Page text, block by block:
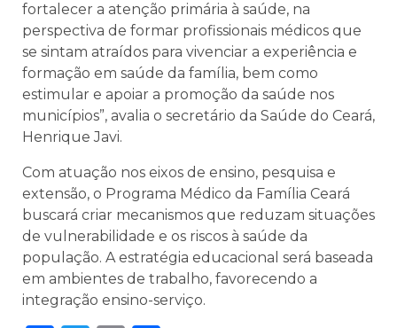
fortalecer a atenção primária à saúde, na
perspectiva de formar profissionais médicos que
se sintam atraídos para vivenciar a experiência e
formação em saúde da família, bem como
estimular e apoiar a promoção da saúde nos
municípios”, avalia o secretário da Saúde do Ceará,
Henrique Javi.
Com atuação nos eixos de ensino, pesquisa e
extensão, o Programa Médico da Família Ceará
buscará criar mecanismos que reduzam situações
de vulnerabilidade e os riscos à saúde da
população. A estratégia educacional será baseada
em ambientes de trabalho, favorecendo a
integração ensino-serviço.